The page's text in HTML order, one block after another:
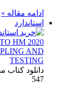
ادامه مقاله »
استاندارد
دانلود کتاب
547